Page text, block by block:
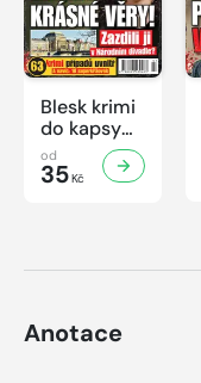
Blesk krimi
do kapsy
č.7/2026
od
35Kč
Anotace